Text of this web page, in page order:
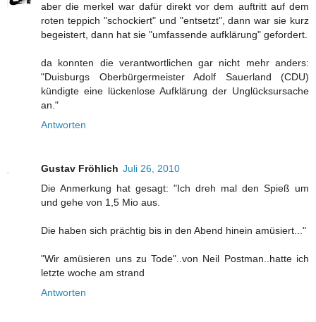
aber die merkel war dafür direkt vor dem auftritt auf dem
roten teppich "schockiert" und "entsetzt", dann war sie kurz
begeistert, dann hat sie "umfassende aufklärung" gefordert.
da konnten die verantwortlichen gar nicht mehr anders:
"Duisburgs Oberbürgermeister Adolf Sauerland (CDU)
kündigte eine lückenlose Aufklärung der Unglücksursache
an."
Antworten
Gustav Fröhlich Juli 26, 2010
Die Anmerkung hat gesagt: "Ich dreh mal den Spieß um
und gehe von 1,5 Mio aus.
Die haben sich prächtig bis in den Abend hinein amüsiert..."
"Wir amüsieren uns zu Tode"..von Neil Postman..hatte ich
letzte woche am strand
Antworten